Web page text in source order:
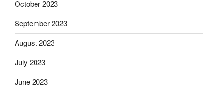
October 2023
September 2023
August 2023
July 2023
June 2023